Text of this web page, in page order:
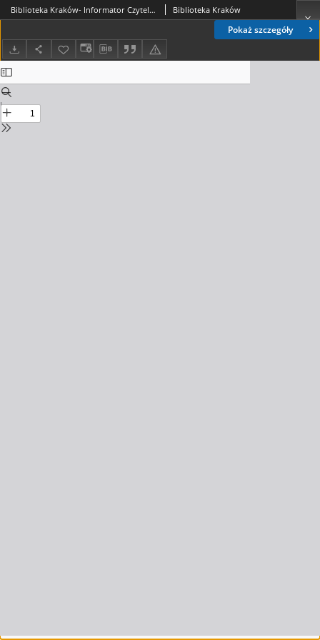
Pokaż szczegóły
Biblioteka Kraków- Informator Czytelniczo-Kulturalny, 2020. 11. nr 11 (36) Biblioteka Kraków